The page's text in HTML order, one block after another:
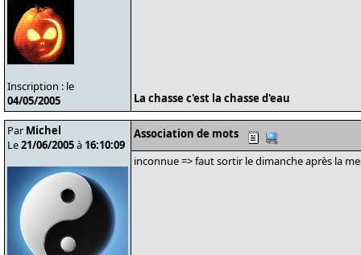
Inscription : le
04/05/2005
La chasse c'est la chasse d'eau
Par Michel
Le21/06/2005à 16:10:09
Association de mots
inconnue => faut sortir le dimanche après la